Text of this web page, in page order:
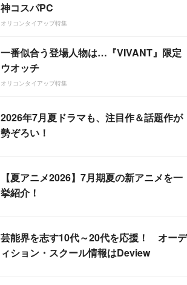
神コスパPC
オリコンタイアップ特集
一番似合う登場人物は…『VIVANT』限定
ウオッチ
オリコンタイアップ特集
2026年7月夏ドラマも、注目作＆話題作が
勢ぞろい！
【夏アニメ2026】7月期夏の新アニメを一
挙紹介！
芸能界を志す10代～20代を応援！ オーデ
ィション・スクール情報はDeview